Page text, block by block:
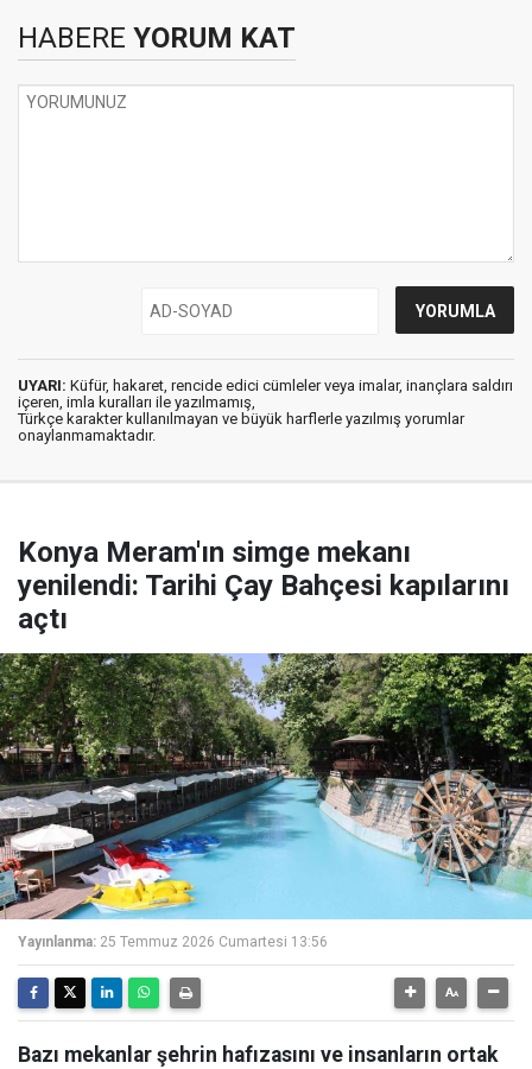
HABERE YORUM KAT
UYARI: Küfür, hakaret, rencide edici cümleler veya imalar, inançlara saldırı
içeren, imla kuralları ile yazılmamış,
Türkçe karakter kullanılmayan ve büyük harflerle yazılmış yorumlar
onaylanmamaktadır.
Konya Meram'ın simge mekanı
yenilendi: Tarihi Çay Bahçesi kapılarını
açtı
Yayınlanma: 25 Temmuz 2026 Cumartesi 13:56
Bazı mekanlar şehrin hafızasını ve insanların ortak